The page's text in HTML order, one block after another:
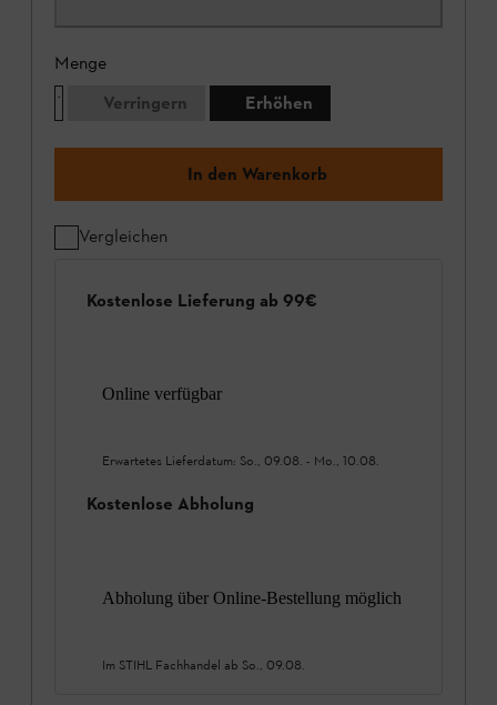
Menge
Verringern
Erhöhen
In den Warenkorb
Vergleichen
Kostenlose Lieferung ab 99€
Online verfügbar
Erwartetes Lieferdatum: So., 09.08. - Mo., 10.08.
Kostenlose Abholung
Abholung über Online-Bestellung möglich
Im STIHL Fachhandel ab So., 09.08.